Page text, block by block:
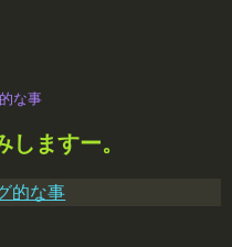
な事
ますー。
的な事